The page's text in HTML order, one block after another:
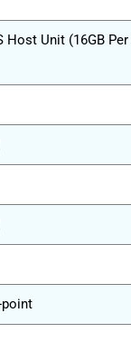
Host Unit (16GB
point